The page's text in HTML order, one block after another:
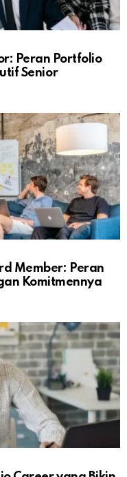
Peran Portfolio
Senior
Member: Peran
Komitmennya